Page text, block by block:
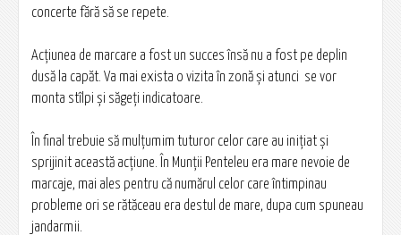
concerte fără să se repete.
Acțiunea de marcare a fost un succes însă nu a fost pe deplin
dusă la capăt. Va mai exista o vizita în zonă și atunci se vor
monta stîlpi și săgeți indicatoare.
În final trebuie să mulțumim tuturor celor care au inițiat și
sprijinit această acțiune. În Munții Penteleu era mare nevoie de
marcaje, mai ales pentru că numărul celor care întimpinau
probleme ori se rătăceau era destul de mare, dupa cum spuneau
jandarmii.